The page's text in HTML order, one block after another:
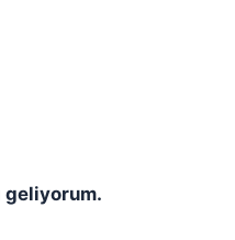
geliyorum.